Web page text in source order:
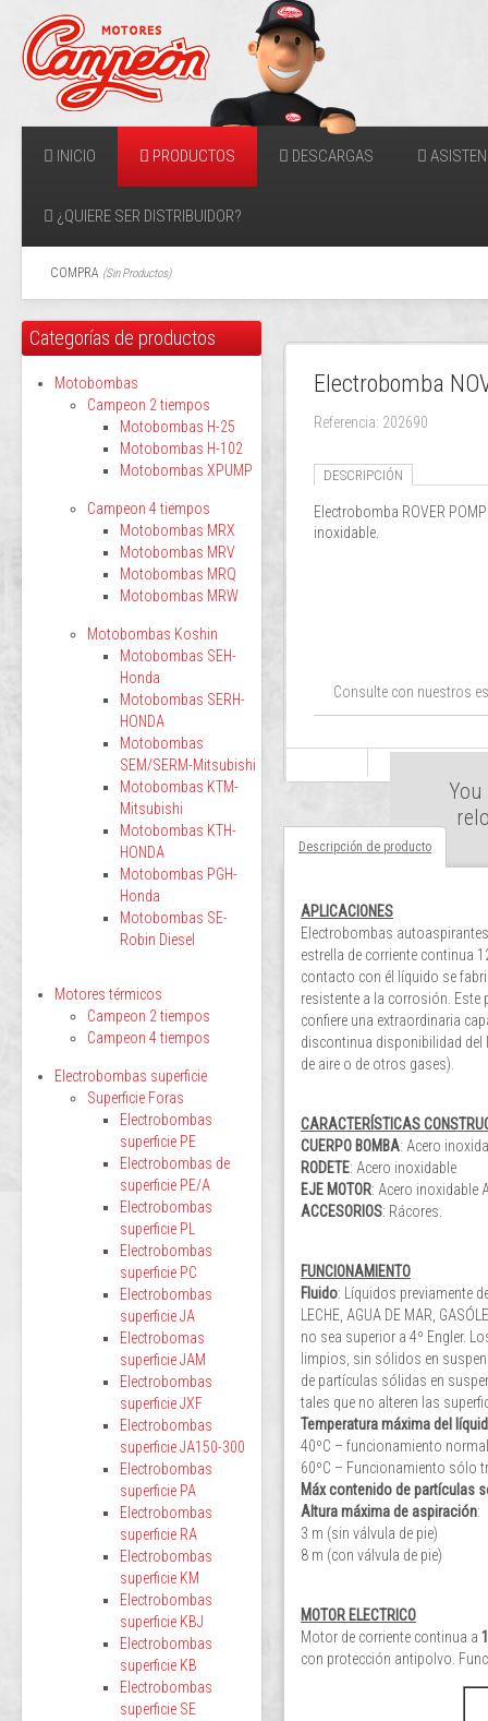
INICIO PRODUCTOS DESCARGAS
¿QUIERE SER DISTRIBUIDOR?
COMPRA (Sin Productos)
Electrobomba
Referencia: 202690
DESCRIPCIÓN
Electrobomba ROVER
inoxidable.
Consulte con nuestros
You
Descripción de producto
APLICACIONES
Electrobombas
estrella de corriente continua
contacto con él líquido se
resistente a la corrosión.
confiere una extraordinaria
discontinua disponibilidad del
de aire o de otros gases).
CARACTERÍSTICAS
CUERPO BOMBA: Acero
RODETE: Acero inoxidable
EJE MOTOR: Acero inoxidable
ACCESORIOS: Rácores.
FUNCIONAMIENTO
Fluido: Líquidos previamente
LECHE, AGUA DE MAR,
no sea superior a 4º Engler.
limpios, sin sólidos en
de partículas sólidas en
tales que no alteren las
Temperatura máxima del
40ºC – funcionamiento normal
60ºC – Funcionamiento sólo
Máx contenido de partículas
Altura máxima de aspiración:
3 m (sin válvula de pie)
8 m (con válvula de pie)
MOTOR ELECTRICO
Motor de corriente continua a
con protección antipolvo.
Categorías de productos
Motobombas
Campeon 2 tiempos
Motobombas H-25
Motobombas H-102
Motobombas XPUMP
Campeon 4 tiempos
Motobombas MRX
Motobombas MRV
Motobombas MRQ
Motobombas MRW
Motobombas Koshin
Motobombas SEH-
Honda
Motobombas SERH-
HONDA
Motobombas
SEM/SERM-Mitsubishi
Motobombas KTM-
Mitsubishi
Motobombas KTH-
HONDA
Motobombas PGH-
Honda
Motobombas SE-
Robin Diesel
Motores térmicos
Campeon 2 tiempos
Campeon 4 tiempos
Electrobombas superficie
Superficie Foras
Electrobombas
superficie PE
Electrobombas de
superficie PE/A
Electrobombas
superficie PL
Electrobombas
superficie PC
Electrobombas
superficie JA
Electrobomas
superficie JAM
Electrobombas
superficie JXF
Electrobombas
superficie JA150-300
Electrobombas
superficie PA
Electrobombas
superficie RA
Electrobombas
superficie KM
Electrobombas
superficie KBJ
Electrobombas
superficie KB
Electrobombas
superficie SE